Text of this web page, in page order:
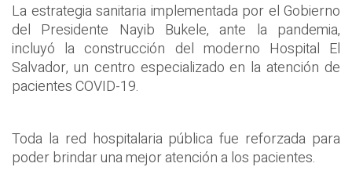
La estrategia sanitaria implementada por el Gobierno
del Presidente Nayib Bukele, ante la pandemia,
incluyó la construcción del moderno Hospital El
Salvador, un centro especializado en la atención de
pacientes COVID-19.
Toda la red hospitalaria pública fue reforzada para
poder brindar una mejor atención a los pacientes.